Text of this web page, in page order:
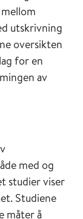
utskrivning
oversikten
for en
av
med og
studier viser
Studiene
måter å